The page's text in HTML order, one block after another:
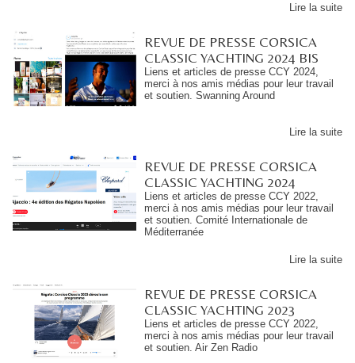
Lire la suite
REVUE DE PRESSE CORSICA
CLASSIC YACHTING 2024 BIS
Liens et articles de presse CCY 2024,
merci à nos amis médias pour leur travail
et soutien. Swanning Around
Lire la suite
REVUE DE PRESSE CORSICA
CLASSIC YACHTING 2024
Liens et articles de presse CCY 2022,
merci à nos amis médias pour leur travail
et soutien. Comité Internationale de
Méditerranée
Lire la suite
REVUE DE PRESSE CORSICA
CLASSIC YACHTING 2023
Liens et articles de presse CCY 2022,
merci à nos amis médias pour leur travail
et soutien. Air Zen Radio